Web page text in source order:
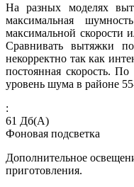
На разных моделях
максимальная
максимальной скорости
Сравнивать вытяжки
некорректно так как
постоянная скорость.
уровень шума в районе
:
61 Дб(А)
Фоновая подсветка
Дополнительное
приготовления.